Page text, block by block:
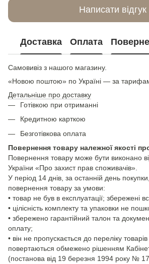
Написати відгук
Доставка Оплата
Самовивіз з нашого магазину.
«Новою поштою» по Україні — за
Детальніше про доставку
Готівкою при отриманні
Кредитною карткою
Безготівкова оплата
Повернення товару належної якості
Повернення товару може бути виконано
України «Про захист прав споживачів».
У період 14 днів, за останній день
повернення товару за умови:
• товар не був в експлуатації; збережені
• цілісність комплекту та упаковки не
• збережено гарантійний талон та
оплату;
• він не пропускається до переліку
повертаються обмежено рішенням
(постанова від 19 березня 1994 року №